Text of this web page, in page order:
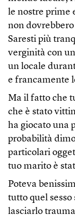
le nostre prime
non
Saresti più
verginità con
un locale
e francamente
Ma il fatto che
che è stato
ha giocato una
probabilità
particolari
tuo marito è
Poteva
tutto quel sesso
lasciarlo